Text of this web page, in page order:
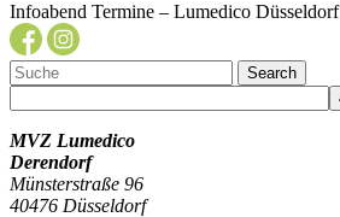
Infoabend Termine – Lumedico Düsseldorf
MVZ Lumedico
Derendorf
Münsterstraße 96
40476 Düsseldorf